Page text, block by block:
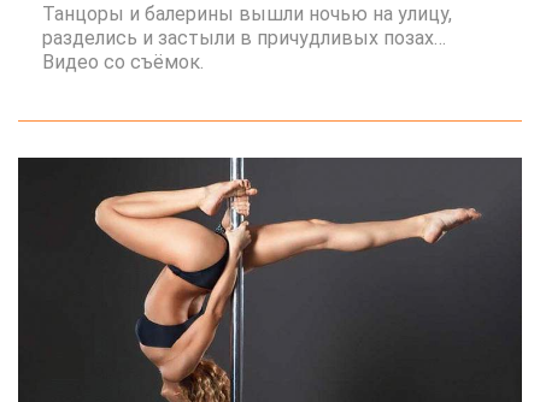
Танцоры и балерины вышли ночью на улицу,
разделись и застыли в причудливых позах…
Видео со съёмок.